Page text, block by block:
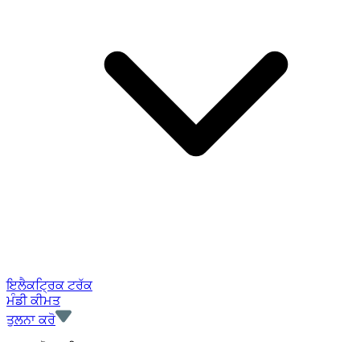
ਇਲੈਕਟ੍ਰਿਕ ਟਰੱਕ
ਮੰਡੀ ਕੀਮਤ
ਤੁਲਨਾ ਕਰੋ